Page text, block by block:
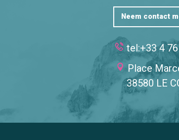
Neem contact
tel:+33 4
Place
38580 LE